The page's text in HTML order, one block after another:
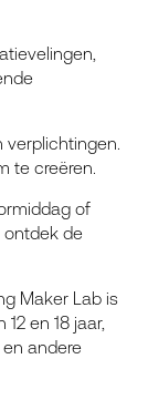
verplichtingen.
te creëren.
of
ontdek de
Maker Lab is
en 18 jaar,
andere